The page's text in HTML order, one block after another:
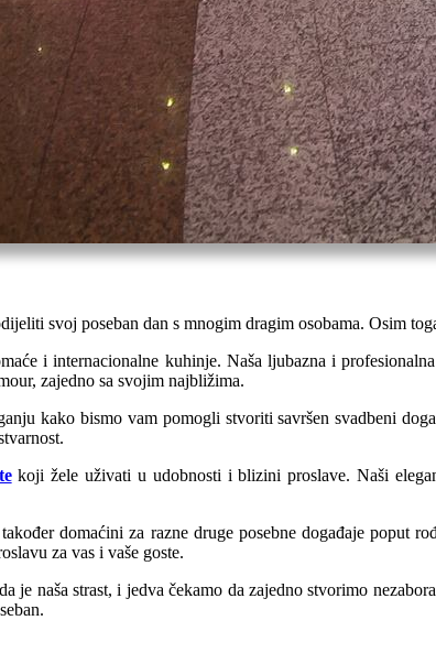
svoj poseban dan s mnogim dragim osobama. Osim
i internacionalne kuhinje. Naša ljubazna i
zajedno sa svojim najbližima.
kako bismo vam pomogli stvoriti savršen svadbeni
koji žele uživati u udobnosti i blizini proslave. Naši
domaćini za razne druge posebne događaje poput
za vas i vaše goste.
je naša strast, i jedva čekamo da zajedno stvorimo